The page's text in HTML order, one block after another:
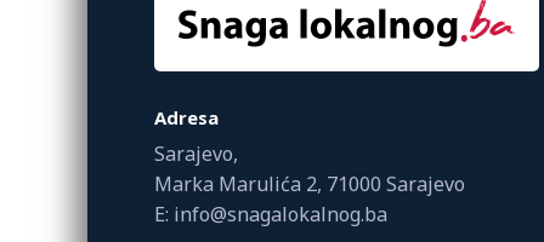
Adresa
Sarajevo,
Marka Marulića 2, 71000 Sarajevo
E: info@snagalokalnog.ba